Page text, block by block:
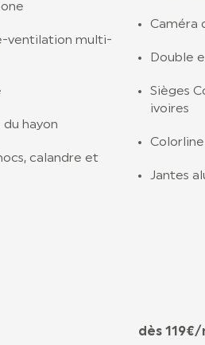
ventilation multi-
hayon
calandre et
Caméra
Double
Sièges
ivoires
Jantes
dès